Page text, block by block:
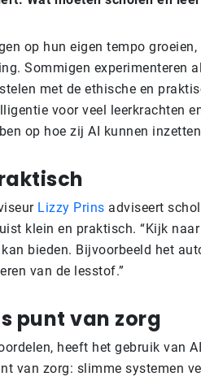
op hun eigen tempo
Sommigen experimenteren
met de ethische en
voor veel leerkrachten
op hoe zij AI kunnen
Lizzy Prins adviseert
klein en praktisch. “Kijk
bieden. Bijvoorbeeld het
van de lesstof.”
punt van zorg
heeft het gebruik van
van zorg: slimme systemen